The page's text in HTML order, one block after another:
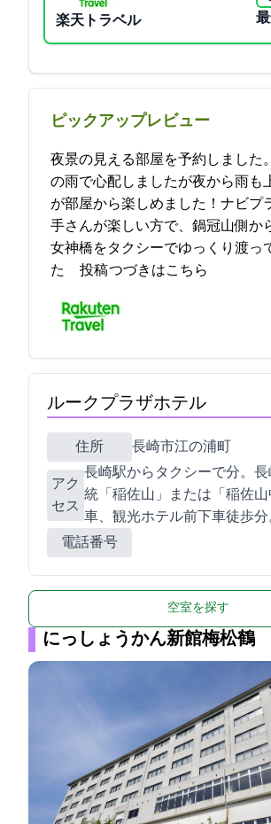
楽天トラベル
ピックアップレビュー
夜景の見える部屋を予約しました
の雨で心配しましたが夜から雨も
が部屋から楽しめました！ナビプ
手さんが楽しい方で、鍋冠山側か
女神橋をタクシーでゆっくり渡っ
た… 2023-05-21 00:58:41投稿つづきはこちら
ルークプラザホテル
住所 長崎市江の浦町17-15
アク
セス
JR長崎駅からタクシーで7分。
統「稲佐山」または「稲佐
車、観光ホテル前下車徒歩3分
電話番号
空室を探す
にっしょうかん新館梅松鶴